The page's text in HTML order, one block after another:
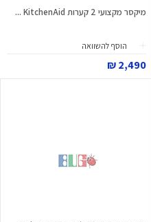
מיקסר מקצועי 2 קערות KitchenAid ...
הוסף להשוואה
2,490 ₪